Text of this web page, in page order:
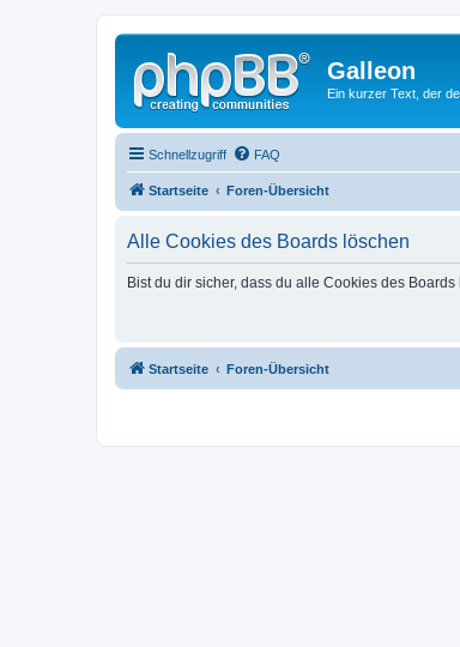
Galleon
Ein kurzer Text, der
Schnellzugriff FAQ
Startseite Foren-Übersicht
Alle Cookies des Boards löschen
Bist du dir sicher, dass du alle Cookies des
Startseite Foren-Übersicht